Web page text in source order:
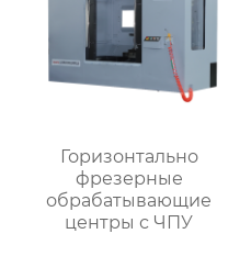
Горизонтально
фрезерные
обрабатывающие
центры с ЧПУ